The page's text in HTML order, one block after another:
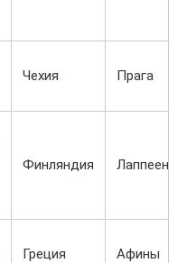
Чехия Прага
Финляндия
Греция Афины